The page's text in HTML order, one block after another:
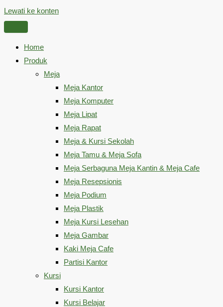
Lewati ke konten
Home
Produk
Meja
Meja Kantor
Meja Komputer
Meja Lipat
Meja Rapat
Meja & Kursi Sekolah
Meja Tamu & Meja Sofa
Meja Serbaguna Meja Kantin & Meja Cafe
Meja Resepsionis
Meja Podium
Meja Plastik
Meja Kursi Lesehan
Meja Gambar
Kaki Meja Cafe
Partisi Kantor
Kursi
Kursi Kantor
Kursi Belajar